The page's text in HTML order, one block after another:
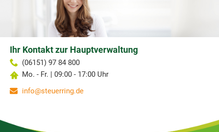
Ihr Kontakt zur Hauptverwaltung
(06151) 97 84 800
Mo. - Fr. | 09:00 - 17:00 Uhr
info@steuerring.de